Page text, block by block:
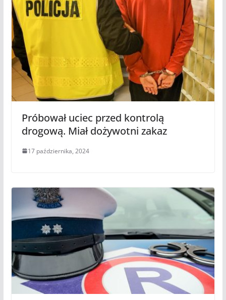
Próbował uciec przed kontrolą
drogową. Miał dożywotni zakaz
17 października, 2024